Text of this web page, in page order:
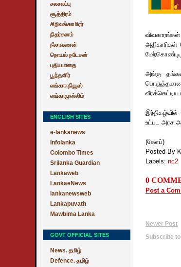
சலசலப்பு
சூத்திரம்
சிறிலங்காமிரர்
நிதர்சனம்
நீலாவணன்
நொயல் நடேசன்
புதியபாதை
பூந்தளிர்
லங்காஈநியூஸ்
லங்காமுஸ்லிம்
ENGLISH SITES
e-lankanews
Infolanka
Colombo Times
Srilanka Guardian
Lankaweb
LankaeNews
lankanewsweb
Lankapuvath
Mawbima Lanka
GOVT OFFICIAL SITES
News. தமிழ்
Defence. தமிழ்
அங்கு
வீரக்கெட்டிய
உட்பட அரச
(கேஎப்)
Posted By
Labels: nc2
0
Post a
Newer Post
Subscribe